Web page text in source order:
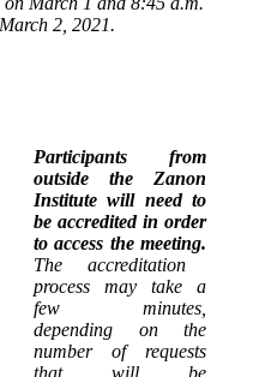
2, 2021.
Participants from
outside the Zanon
Institute will need to
be accredited in order
to access the meeting.
The accreditation
process may take a
few minutes,
depending on the
number of requests